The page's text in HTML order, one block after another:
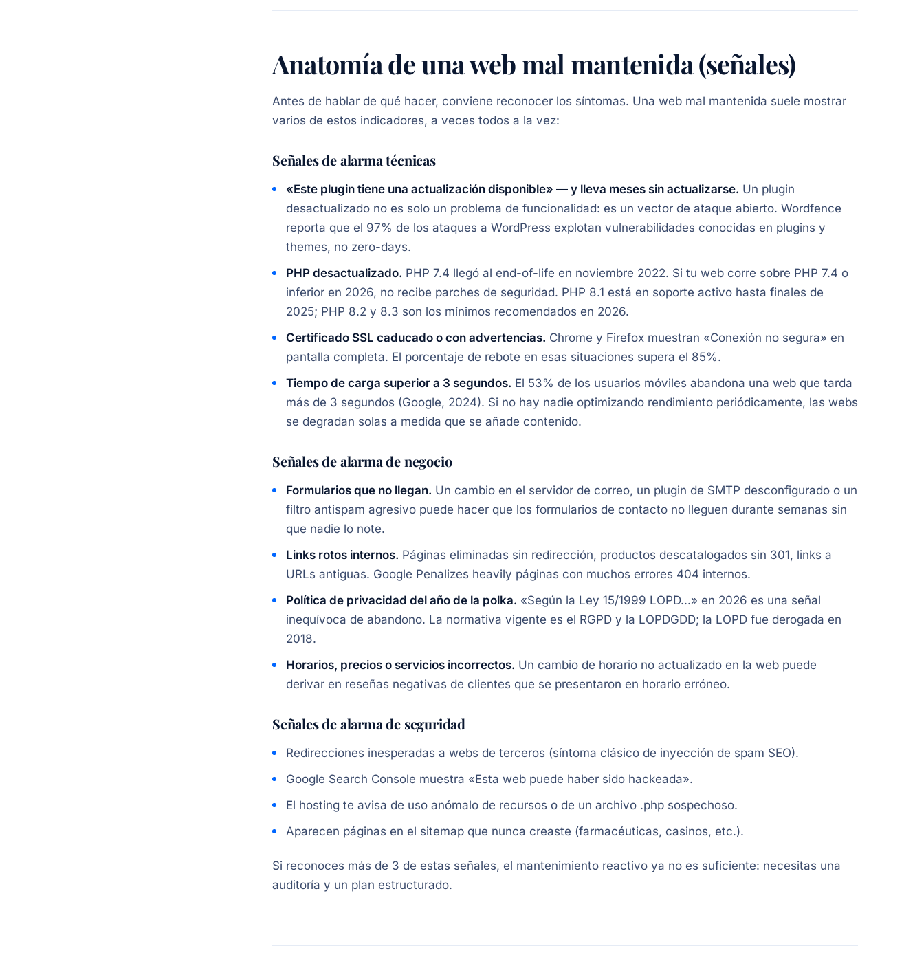
Anatomía de una web mal mantenida (señales)
Antes de hablar de qué hacer, conviene reconocer los síntomas. Una web mal mantenida suele mostrar
varios de estos indicadores, a veces todos a la vez:
Señales de alarma técnicas
«Este plugin tiene una actualización disponible» — y lleva meses sin actualizarse. Un plugin
desactualizado no es solo un problema de funcionalidad: es un vector de ataque abierto. Wordfence
reporta que el 97% de los ataques a WordPress explotan vulnerabilidades conocidas en plugins y
themes, no zero-days.
PHP desactualizado. PHP 7.4 llegó al end-of-life en noviembre 2022. Si tu web corre sobre PHP 7.4 o
inferior en 2026, no recibe parches de seguridad. PHP 8.1 está en soporte activo hasta finales de
2025; PHP 8.2 y 8.3 son los mínimos recomendados en 2026.
Certificado SSL caducado o con advertencias. Chrome y Firefox muestran «Conexión no segura» en
pantalla completa. El porcentaje de rebote en esas situaciones supera el 85%.
Tiempo de carga superior a 3 segundos. El 53% de los usuarios móviles abandona una web que tarda
más de 3 segundos (Google, 2024). Si no hay nadie optimizando rendimiento periódicamente, las webs
se degradan solas a medida que se añade contenido.
Señales de alarma de negocio
Formularios que no llegan. Un cambio en el servidor de correo, un plugin de SMTP desconfigurado o un
filtro antispam agresivo puede hacer que los formularios de contacto no lleguen durante semanas sin
que nadie lo note.
Links rotos internos. Páginas eliminadas sin redirección, productos descatalogados sin 301, links a
URLs antiguas. Google Penalizes heavily páginas con muchos errores 404 internos.
Política de privacidad del año de la polka. «Según la Ley 15/1999 LOPD...» en 2026 es una señal
inequívoca de abandono. La normativa vigente es el RGPD y la LOPDGDD; la LOPD fue derogada en
2018.
Horarios, precios o servicios incorrectos. Un cambio de horario no actualizado en la web puede
derivar en reseñas negativas de clientes que se presentaron en horario erróneo.
Señales de alarma de seguridad
Redirecciones inesperadas a webs de terceros (síntoma clásico de inyección de spam SEO).
Google Search Console muestra «Esta web puede haber sido hackeada».
El hosting te avisa de uso anómalo de recursos o de un archivo .php sospechoso.
Aparecen páginas en el sitemap que nunca creaste (farmacéuticas, casinos, etc.).
Si reconoces más de 3 de estas señales, el mantenimiento reactivo ya no es suficiente: necesitas una
auditoría y un plan estructurado.